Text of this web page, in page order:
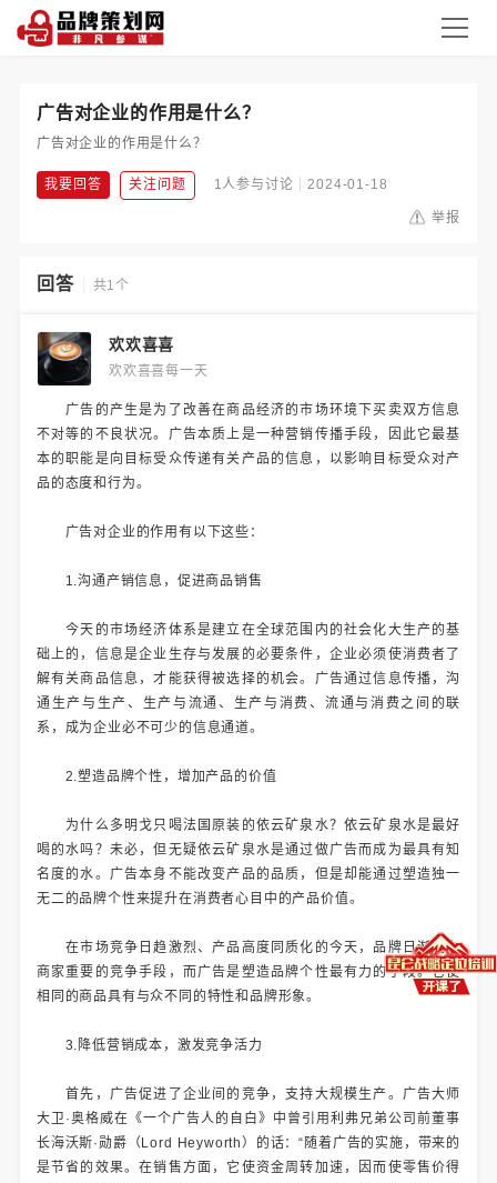
广告对企业的作用是什么？
广告对企业的作用是什么？
我要回答 关注问题 1人参与讨论 2024-01-18
举报
回答 共1个
欢欢喜喜
欢欢喜喜每一天
广告的产生是为了改善在商品经济的市场环境下买卖双方信息
不对等的不良状况。广告本质上是一种营销传播手段，因此它最基
本的职能是向目标受众传递有关产品的信息，以影响目标受众对产
品的态度和行为。
广告对企业的作用有以下这些：
1.沟通产销信息，促进商品销售
今天的市场经济体系是建立在全球范围内的社会化大生产的基
础上的，信息是企业生存与发展的必要条件，企业必须使消费者了
解有关商品信息，才能获得被选择的机会。广告通过信息传播，沟
通生产与生产、生产与流通、生产与消费、流通与消费之间的联
系，成为企业必不可少的信息通道。
2.塑造品牌个性，增加产品的价值
为什么多明戈只喝法国原装的依云矿泉水？依云矿泉水是最好
喝的水吗？未必，但无疑依云矿泉水是通过做广告而成为最具有知
名度的水。广告本身不能改变产品的品质，但是却能通过塑造独一
无二的品牌个性来提升在消费者心目中的产品价值。
在市场竞争日趋激烈、产品高度同质化的今天，品牌日渐成为
商家重要的竞争手段，而广告是塑造品牌个性最有力的手段。它使
相同的商品具有与众不同的特性和品牌形象。
3.降低营销成本，激发竞争活力
首先，广告促进了企业间的竞争，支持大规模生产。广告大师
大卫·奥格威在《一个广告人的自白》中曾引用利弗兄弟公司前董事
长海沃斯·勋爵（Lord Heyworth）的话：“随着广告的实施，带来的
是节省的效果。在销售方面，它使资金周转加速，因而使零售价得